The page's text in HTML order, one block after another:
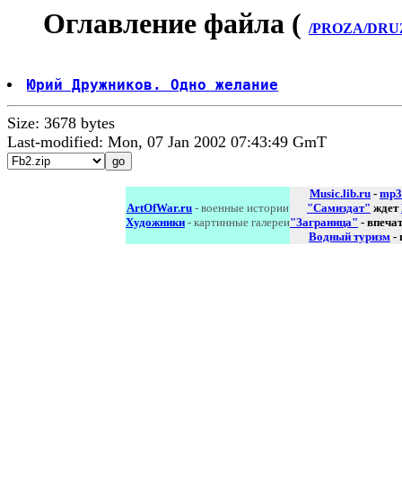
Оглавление файла ( /PROZA/
Юрий Дружников. Одно желание
Size: 3678 bytes
Last-modified: Mon, 07 Jan 2002 07:43:49 GmT
ArtOfWar.ru - военные истории
Художники - картинные галереи
Music.lib.ru - mp3
"Самиздат" ждет
"Заграница" -
Водный туризм -